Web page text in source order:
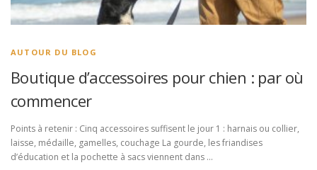
AUTOUR DU BLOG
Boutique d’accessoires pour chien : par où
commencer
Points à retenir : Cinq accessoires suffisent le jour 1 : harnais ou collier,
laisse, médaille, gamelles, couchage La gourde, les friandises
d’éducation et la pochette à sacs viennent dans …